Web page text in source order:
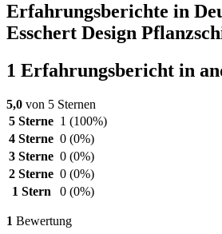
Erfahrungsberichte in
Esschert Design
1 Erfahrungsbericht in
5,0 von 5 Sternen
5 Sterne 1 (100%)
4 Sterne 0 (0%)
3 Sterne 0 (0%)
2 Sterne 0 (0%)
1 Stern
0 (0%)
1 Bewertung